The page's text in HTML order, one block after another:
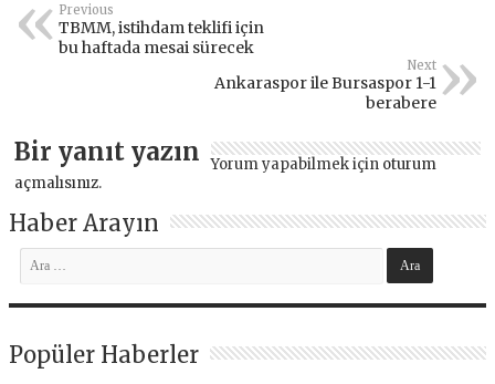
Previous
TBMM, istihdam teklifi için
bu haftada mesai sürecek
Next
Ankaraspor ile Bursaspor 1-1
berabere
Bir yanıt yazın Yorum yapabilmek için oturum
açmalısınız.
Haber Arayın
Popüler Haberler